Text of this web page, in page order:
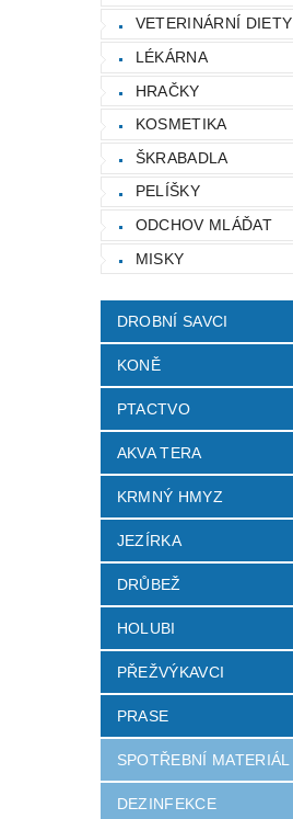
VETERINÁRNÍ DIETY
LÉKÁRNA
HRAČKY
KOSMETIKA
ŠKRABADLA
PELÍŠKY
ODCHOV MLÁĎAT
MISKY
DROBNÍ SAVCI
KONĚ
PTACTVO
AKVA TERA
KRMNÝ HMYZ
JEZÍRKA
DRŮBEŽ
HOLUBI
PŘEŽVÝKAVCI
PRASE
SPOTŘEBNÍ MATERIÁL
DEZINFEKCE